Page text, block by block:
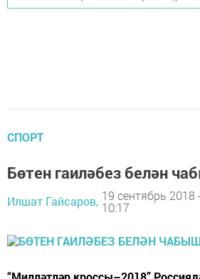
СПОРТ
Бөтен гаиләбез белән
Илшат Гайсаров, 19 сентябрь 2018 -
10:17